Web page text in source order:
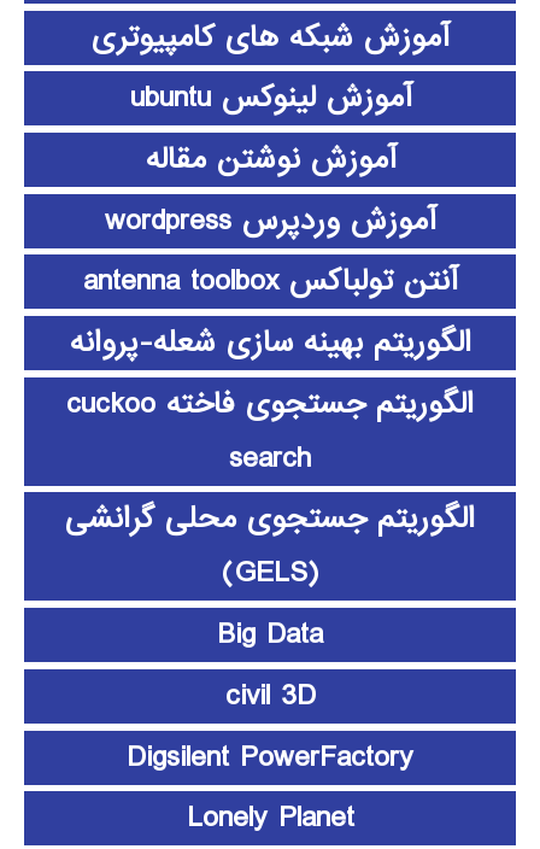
آموزش شبکه های کامپیوتری
آموزش لینوکس ubuntu
آموزش نوشتن مقاله
آموزش وردپرس wordpress
آنتن تولباکس antenna toolbox
الگوریتم بهینه سازی شعله-پروانه
الگوریتم جستجوی فاخته cuckoo
search
الگوریتم جستجوی محلی گرانشی
(GELS)
Big Data
civil 3D
Digsilent PowerFactory
Lonely Planet